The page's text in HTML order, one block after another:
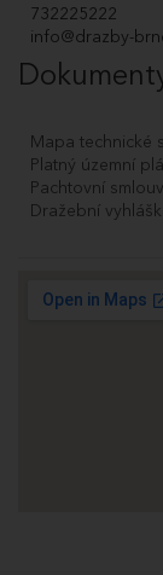
732225222
info@drazby-
Mapa technické
Platný územní
Pachtovní
Dražební